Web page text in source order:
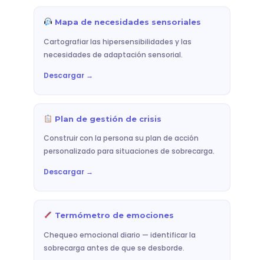
Mapa de necesidades sensoriales
Cartografiar las hipersensibilidades y las
necesidades de adaptación sensorial.
Descargar →
Plan de gestión de crisis
Construir con la persona su plan de acción
personalizado para situaciones de sobrecarga.
Descargar →
Termómetro de emociones
Chequeo emocional diario — identificar la
sobrecarga antes de que se desborde.